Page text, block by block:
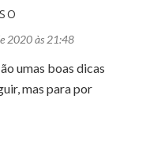
2020 às 21:48
umas boas dicas
mas para por